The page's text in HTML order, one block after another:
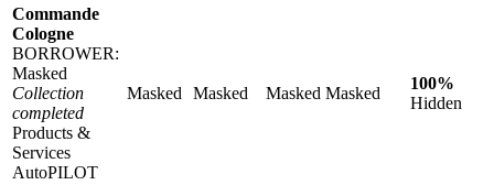
Commande
Cologne
BORROWER:
Masked
Collection
completed
Products &
Services
AutoPILOT
Masked Masked Masked Masked
100%
Hidden